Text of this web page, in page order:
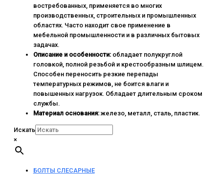
востребованных, применяется во многих
производственных, строительных и промышленных
областях. Часто находит свое применение в
мебельной промышленности и в различных бытовых
задачах.
Описание и особенности:обладает полукруглой
головкой, полной резьбой и крестообразным шлицем.
Способен переносить резкие перепады
температурных режимов, не боится влаги и
повышенных нагрузок. Обладает длительным сроком
службы.
Материал основания:железо, металл, сталь, пластик.
Искать
×
БОЛТЫ СЛЕСАРНЫЕ